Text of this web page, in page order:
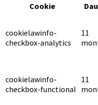
Cookie
cookielawinfo-
checkbox-analytics
11
cookielawinfo-
checkbox-functional
11